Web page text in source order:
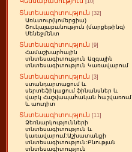
[10]
Տնտեսագիտություն [32]
Առևտուր(կոմերցիա)
Շուկայաբանություն (մարքեթինգ)
Մենեջմենտ
Տնտեսագիտություն [9]
Համաշխարհային
տնտեսագիտություն Ազգային
տնտեսագիտություն Կառավարում
Տնտեսագիտություն [3]
ստանդարտացում և
սերտեֆիկացում ֆինանսներ և
վարկ Հաշվապահական հաշվառում
և աուդիտ
Տնտեսագիտություն [11]
Ձեռնարկությունների
տնտեսագիտություն և
կառավարում:Աշխատանքի
տնտեսագիտություն:Բնության
տնտեսագիտություն